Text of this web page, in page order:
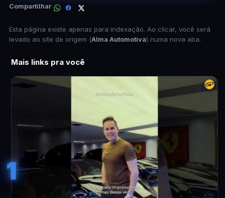
Compartilhar
Esta página existe apenas para indexação. Ao clicar, você será
levado ao site de origem (Alma Automotiva) numa nova aba.
Mais links pra você
1